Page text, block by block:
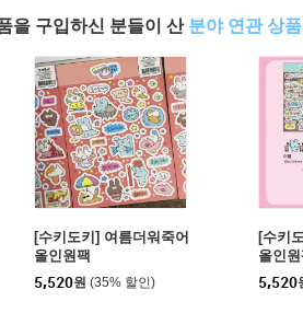
을 구입하신 분들이 산 분야 연관 상품
[수키도키] 여름더워죽어
올인원팩
5,520원 (35% 할인)
[수키
올인
5,520